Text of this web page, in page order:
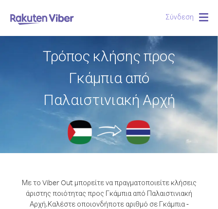
Σύνδεση
Τρόπος κλήσης προς
Γκάμπια από
Παλαιστινιακή Αρχή
Με το Viber Out μπορείτε να πραγματοποιείτε κλήσεις
άριστης ποιότητας προς Γκάμπια από Παλαιστινιακή
Αρχή.Καλέστε οποιονδήποτε αριθμό σε Γκάμπια -